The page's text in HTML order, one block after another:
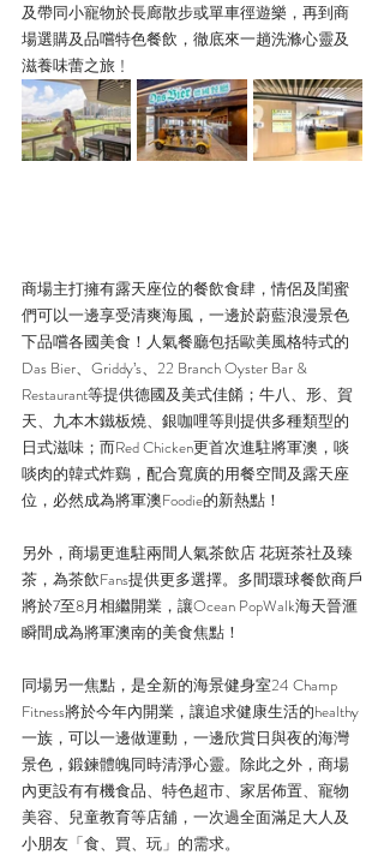
及帶同小寵物於長廊散步或單車徑遊樂，再到商
場選購及品嚐特色餐飲，徹底來一趟洗滌心靈及
滋養味蕾之旅﹗
商場主打擁有露天座位的餐飲食肆，情侶及閨蜜
們可以一邊享受清爽海風，一邊於蔚藍浪漫景色
下品嚐各國美食！人氣餐廳包括歐美風格特式的
Das Bier、Griddy’s、22 Branch Oyster Bar &
Restaurant等提供德國及美式佳餚；牛八、形、賀
天、九本木鐵板燒、銀咖哩等則提供多種類型的
日式滋味；而Red Chicken更首次進駐將軍澳，啖
啖肉的韓式炸鷄，配合寬廣的用餐空間及露天座
位，必然成為將軍澳Foodie的新熱點！
另外，商場更進駐兩間人氣茶飲店 花斑茶社及臻
茶，為茶飲Fans提供更多選擇。多間環球餐飲商戶
將於7至8月相繼開業，讓Ocean PopWalk海天晉滙
瞬間成為將軍澳南的美食焦點！
同場另一焦點，是全新的海景健身室24 Champ
Fitness將於今年內開業，讓追求健康生活的healthy
一族，可以一邊做運動，一邊欣賞日與夜的海灣
景色，鍛鍊體魄同時清淨心靈。除此之外，商場
內更設有有機食品、特色超市、家居佈置、寵物
美容、兒童教育等店舖，一次過全面滿足大人及
小朋友「食、買、玩」的需求。